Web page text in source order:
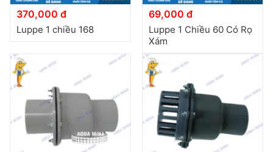
370,000 đ
Luppe 1 chiều 168
69,000 đ
Luppe 1 Chiều 60 Có Rọ
Xám